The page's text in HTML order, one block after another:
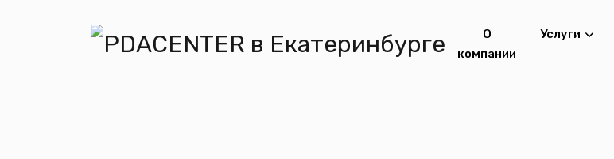
О
компании
Услуги